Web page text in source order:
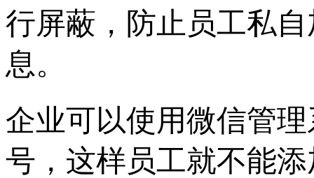
行屏蔽，防止员工私
息。
企业可以使用微信管
号，这样员工就不能